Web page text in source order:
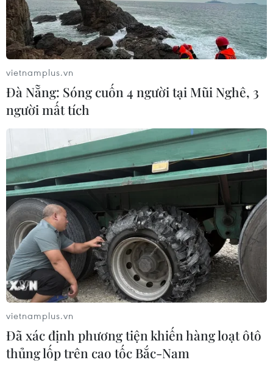
#Hội Nông dân Việt Nam #kinh tế tập thể
Theo dõi VietnamPlus
TIN LIÊN QUAN
vietnamplus.vn
Đà Nẵng: Sóng cuốn 4 người tại Mũi Nghê, 3
người mất tích
vietnamplus.vn
Đã xác định phương tiện khiến hàng loạt ôtô
thủng lốp trên cao tốc Bắc-Nam